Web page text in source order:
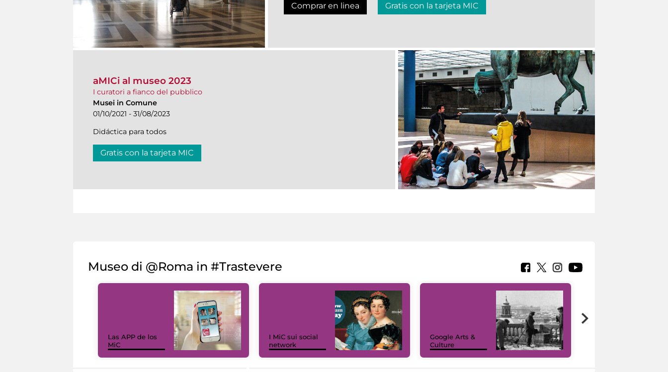
Comprar en linea Gratis con la tarjeta MIC
aMICi al museo 2023
I curatori a fianco del pubblico
Musei in Comune
01/10/2021 - 31/08/2023
Didáctica para todos
Gratis con la tarjeta MIC
Museo di @Roma in #Trastevere
Las APP de los
MiC
I MiC sui social
network
Google Arts &
Culture